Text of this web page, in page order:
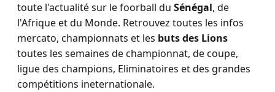
toute l'actualité sur le foorball du Sénégal, de
l'Afrique et du Monde. Retrouvez toutes les infos
mercato, championnats et les buts des Lions
toutes les semaines de championnat, de coupe,
ligue des champions, Eliminatoires et des grandes
compétitions ineternationale.